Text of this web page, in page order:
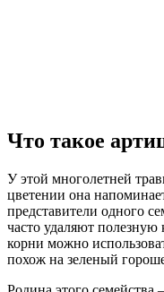
Что такое
У этой многолетней
цветении она
представители одного
часто удаляют полезную
корни можно
похож на зеленый